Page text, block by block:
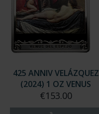
425 ANNIV VELÁZQUEZ
(2024) 1 OZ VENUS
€153.00